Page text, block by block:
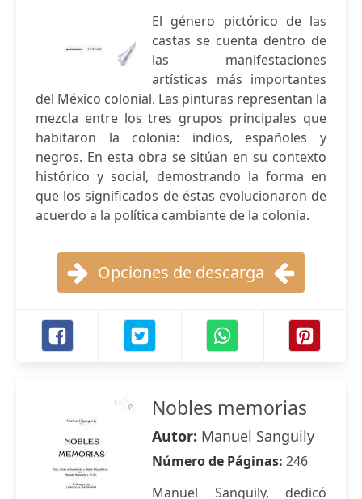
El género pictórico de las
castas se cuenta dentro de
las manifestaciones
artísticas más importantes
del México colonial. Las pinturas representan la
mezcla entre los tres grupos principales que
habitaron la colonia: indios, españoles y
negros. En esta obra se sitúan en su contexto
histórico y social, demostrando la forma en
que los significados de éstas evolucionaron de
acuerdo a la política cambiante de la colonia.
Opciones de descarga
Nobles memorias
Autor: Manuel Sanguily
Número de Páginas: 246
Manuel Sanguily, dedicó